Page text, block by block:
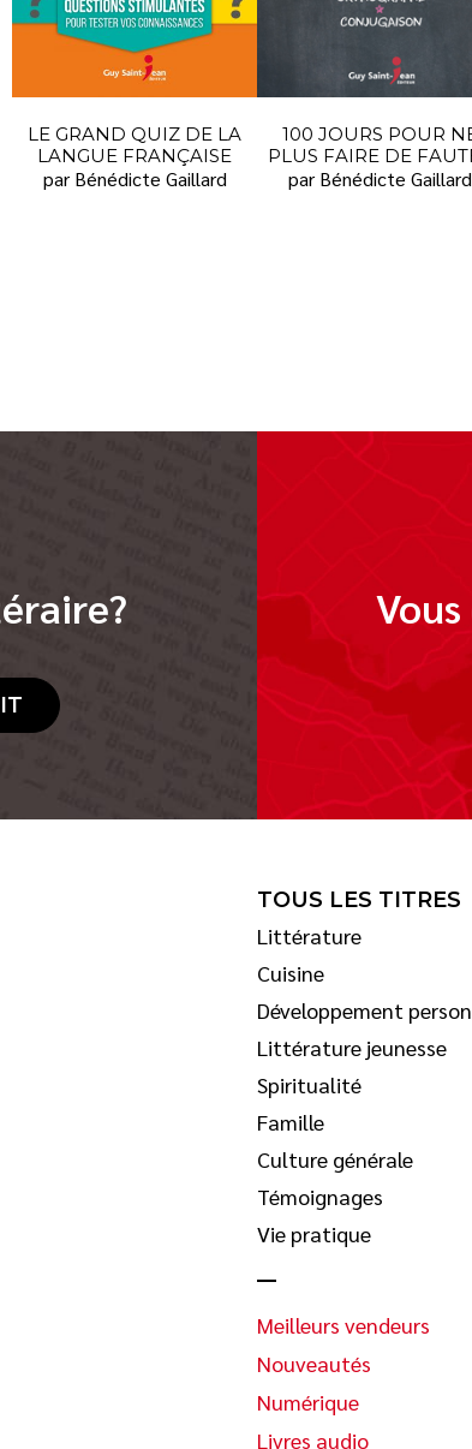
LE GRAND QUIZ DE LA
LANGUE FRANÇAISE
par Bénédicte Gaillard
100 JOURS POUR
PLUS FAIRE DE
par Bénédicte Gaillard
TOUS LES TITRES
Littérature
Cuisine
Développement
Littérature jeunesse
Spiritualité
Famille
Culture générale
Témoignages
Vie pratique
Meilleurs vendeurs
Nouveautés
Numérique
Livres audio